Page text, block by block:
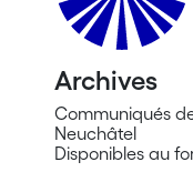
Archives
Communiqués
Neuchâtel
Disponibles au